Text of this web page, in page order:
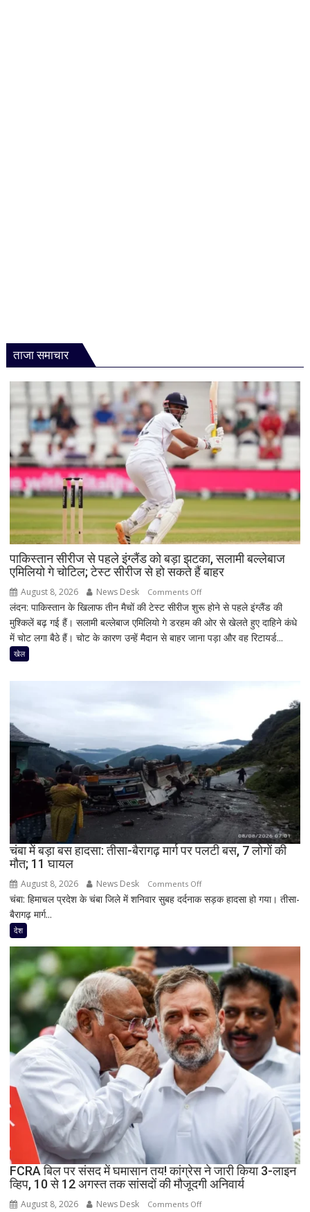
ताजा समाचार
पाकिस्तान सीरीज से पहले इंग्लैंड को बड़ा झटका, सलामी बल्लेबाज
एमिलियो गे चोटिल; टेस्ट सीरीज से हो सकते हैं बाहर
August 8, 2026 News Desk Comments Offon
पाकिस्तान
सीरीज
से
को
बल्लेबाज
एमिलियो
गे
चोटिल;
टेस्ट
सीरीज
से
हो
हैं
बाहर
लंदन: पाकिस्तान के खिलाफ तीन मैचों की टेस्ट सीरीज शुरू होने से पहले इंग्लैंड की
मुश्किलें बढ़ गई हैं। सलामी बल्लेबाज एमिलियो गे डरहम की ओर से खेलते हुए दाहिने कंधे
में चोट लगा बैठे हैं। चोट के कारण उन्हें मैदान से बाहर जाना पड़ा और वह रिटायर्ड...
खेल
चंबा में बड़ा बस हादसा: तीसा-बैरागढ़ मार्ग पर पलटी बस, 7 लोगों की
मौत; 11 घायल
August 8, 2026 News Desk Comments Offon
चंबा
तीसा-
बैरागढ़
मार्ग
पर
पलटी
बस,
7
लोगों
की
घायल
चंबा: हिमाचल प्रदेश के चंबा जिले में शनिवार सुबह दर्दनाक सड़क हादसा हो गया। तीसा-
बैरागढ़ मार्ग...
देश
FCRA बिल पर संसद में घमासान तय! कांग्रेस ने जारी किया 3-लाइन
व्हिप, 10 से 12 अगस्त तक सांसदों की मौजूदगी अनिवार्य
August 8, 2026 News Desk Comments Offon